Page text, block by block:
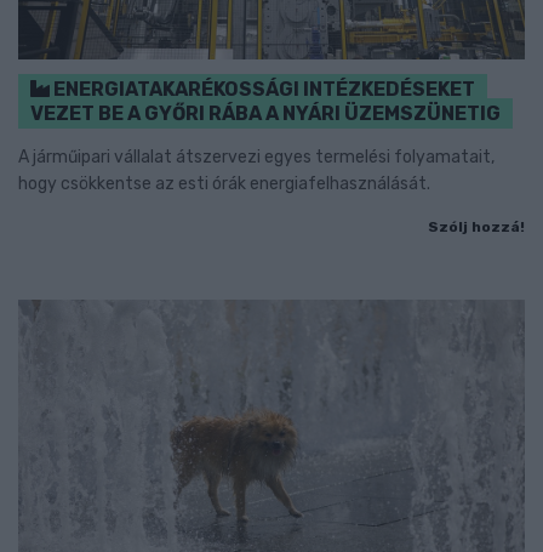
ENERGIATAKARÉKOSSÁGI INTÉZKEDÉSEKET
VEZET BE A GYŐRI RÁBA A NYÁRI ÜZEMSZÜNETIG
A járműipari vállalat átszervezi egyes termelési folyamatait,
hogy csökkentse az esti órák energiafelhasználását.
Szólj hozzá!